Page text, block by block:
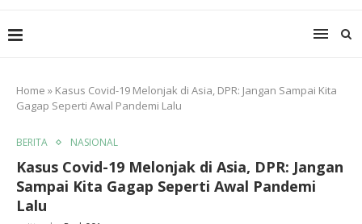
Home » Kasus Covid-19 Melonjak di Asia, DPR: Jangan Sampai Kita
Gagap Seperti Awal Pandemi Lalu
BERITA NASIONAL
Kasus Covid-19 Melonjak di Asia, DPR: Jangan
Sampai Kita Gagap Seperti Awal Pandemi
Lalu